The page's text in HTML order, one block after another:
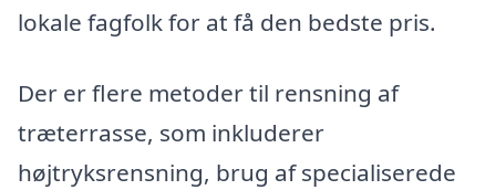
lokale fagfolk for at få den bedste pris.
Der er flere metoder til rensning af
træterrasse, som inkluderer
højtryksrensning, brug af specialiserede